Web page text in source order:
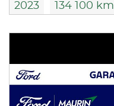
2023 134 100 km